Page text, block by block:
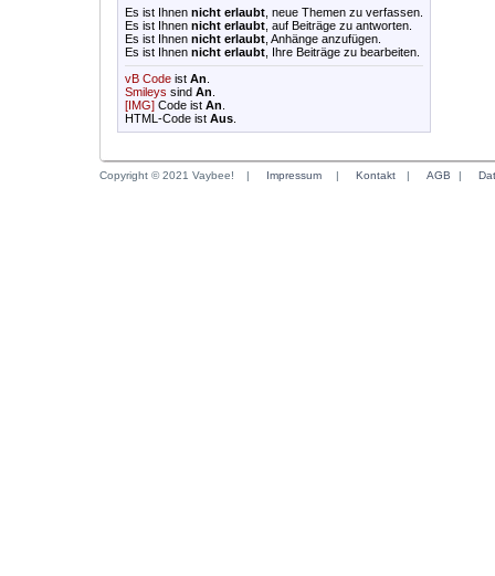
Es ist Ihnen nicht erlaubt , neue Themen zu verfassen.
Es ist Ihnen nicht erlaubt , auf Beiträge zu antworten.
Es ist Ihnen nicht erlaubt , Anhänge anzufügen.
Es ist Ihnen nicht erlaubt , Ihre Beiträge zu bearbeiten.
vB Code ist An
Smileys sind An
[IMG] Code ist An
HTML-Code ist Aus
Copyright © 2021 Vaybee! | Impressum | Kontakt | AGB |